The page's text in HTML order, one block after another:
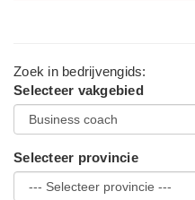
Zoek in bedrijvengids:
Selecteer vakgebied
Selecteer provincie